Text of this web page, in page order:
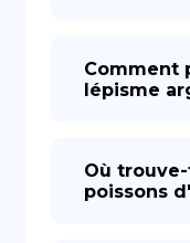
Comment
lépisme
Où
poissons